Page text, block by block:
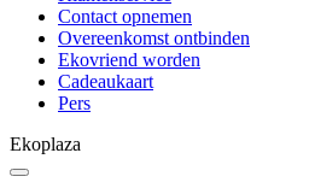
Contact opnemen
Overeenkomst ontbinden
Ekovriend worden
Cadeaukaart
Pers
Ekoplaza